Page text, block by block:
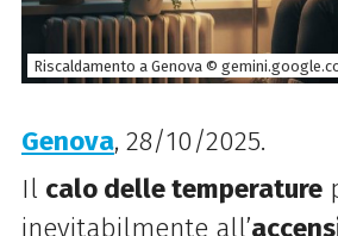
Riscaldamento a Genova ©
Genova, 28/10/2025.
Il calo delle temperature
inevitabilmente all’